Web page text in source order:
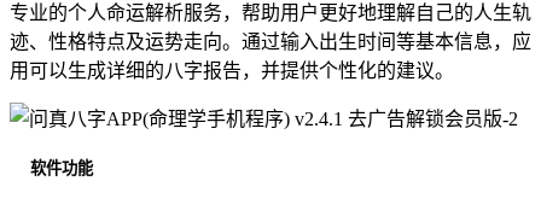
专业的个人命运解析服务，帮助用户更好地理解自己的人生轨
迹、性格特点及运势走向。通过输入出生时间等基本信息，应
用可以生成详细的八字报告，并提供个性化的建议。
软件功能